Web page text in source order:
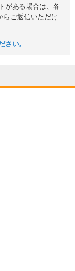
がある場合は、各
らご返信いただけ
さい。